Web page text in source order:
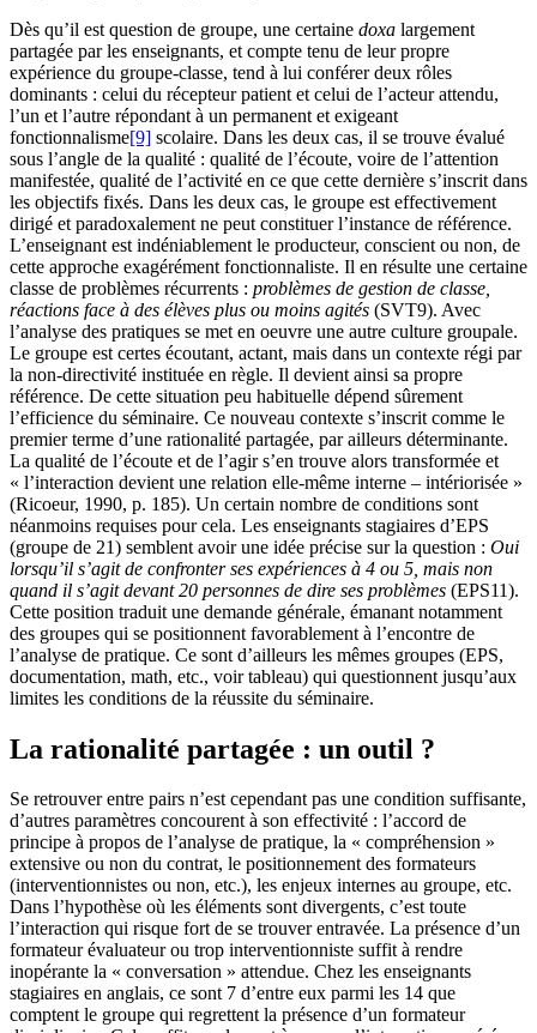
Dès qu’il est question de groupe, une certaine doxa largement
partagée par les enseignants, et compte tenu de leur propre
expérience du groupe-classe, tend à lui conférer deux rôles
dominants : celui du récepteur patient et celui de l’acteur attendu,
l’un et l’autre répondant à un permanent et exigeant
fonctionnalisme[9] scolaire. Dans les deux cas, il se trouve évalué
sous l’angle de la qualité : qualité de l’écoute, voire de l’attention
manifestée, qualité de l’activité en ce que cette dernière s’inscrit dans
les objectifs fixés. Dans les deux cas, le groupe est effectivement
dirigé et paradoxalement ne peut constituer l’instance de référence.
L’enseignant est indéniablement le producteur, conscient ou non, de
cette approche exagérément fonctionnaliste. Il en résulte une certaine
classe de problèmes récurrents : problèmes de gestion de classe,
réactions face à des élèves plus ou moins agités (SVT9). Avec
l’analyse des pratiques se met en oeuvre une autre culture groupale.
Le groupe est certes écoutant, actant, mais dans un contexte régi par
la non-directivité instituée en règle. Il devient ainsi sa propre
référence. De cette situation peu habituelle dépend sûrement
l’efficience du séminaire. Ce nouveau contexte s’inscrit comme le
premier terme d’une rationalité partagée, par ailleurs déterminante.
La qualité de l’écoute et de l’agir s’en trouve alors transformée et
« l’interaction devient une relation elle-même interne – intériorisée »
(Ricoeur, 1990, p. 185). Un certain nombre de conditions sont
néanmoins requises pour cela. Les enseignants stagiaires d’EPS
(groupe de 21) semblent avoir une idée précise sur la question : Oui
lorsqu’il s’agit de confronter ses expériences à 4 ou 5, mais non
quand il s’agit devant 20 personnes de dire ses problèmes (EPS11).
Cette position traduit une demande générale, émanant notamment
des groupes qui se positionnent favorablement à l’encontre de
l’analyse de pratique. Ce sont d’ailleurs les mêmes groupes (EPS,
documentation, math, etc., voir tableau) qui questionnent jusqu’aux
limites les conditions de la réussite du séminaire.
La rationalité partagée : un outil ?
Se retrouver entre pairs n’est cependant pas une condition suffisante,
d’autres paramètres concourent à son effectivité : l’accord de
principe à propos de l’analyse de pratique, la « compréhension »
extensive ou non du contrat, le positionnement des formateurs
(interventionnistes ou non, etc.), les enjeux internes au groupe, etc.
Dans l’hypothèse où les éléments sont divergents, c’est toute
l’interaction qui risque fort de se trouver entravée. La présence d’un
formateur évaluateur ou trop interventionniste suffit à rendre
inopérante la « conversation » attendue. Chez les enseignants
stagiaires en anglais, ce sont 7 d’entre eux parmi les 14 que
comptent le groupe qui regrettent la présence d’un formateur